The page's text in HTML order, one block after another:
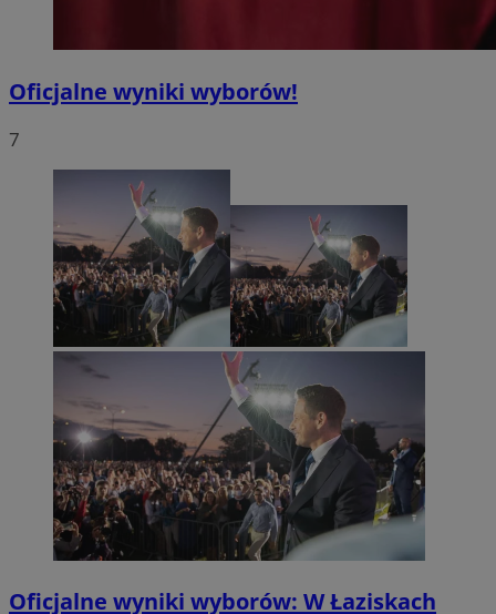
Oficjalne wyniki wyborów!
7
Oficjalne wyniki wyborów: W Łaziskach